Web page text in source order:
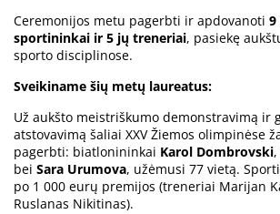
Ceremonijos metu pagerbti ir apdovanoti 9
sportininkai ir 5 jų treneriai, pasiekę
sporto disciplinose.
Sveikiname šių metų laureatus:
Už aukšto meistriškumo demonstravimą ir
atstovavimą šaliai XXV Žiemos olimpinėse
pagerbti: biatlonininkai Karol Dombrovski
bei Sara Urumova, užėmusi 77 vietą.
po 1 000 eurų premijos (treneriai Marijan
Ruslanas Nikitinas).